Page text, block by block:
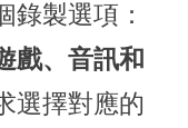
錄製選項：
戲、音訊和
選擇對應的